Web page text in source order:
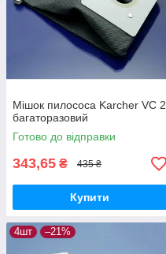
Мішок пилососа Karcher VC 2
багаторазовий
Готово до відправки
343,65 ₴ 435 ₴
Купити
4шт –21%